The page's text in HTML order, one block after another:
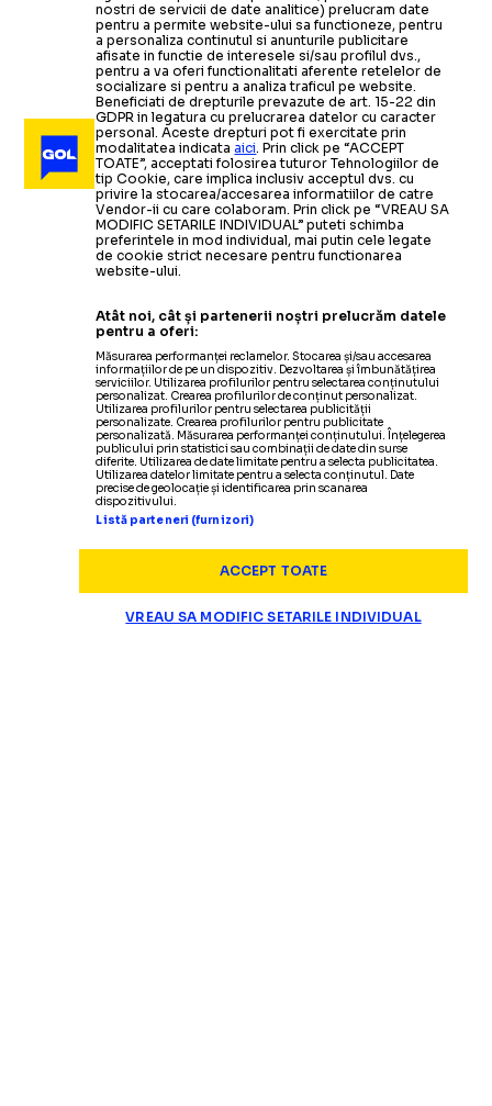
nostri de servicii de date analitice) prelucram date
pentru a permite website-ului sa functioneze, pentru
a personaliza continutul si anunturile publicitare
afisate in functie de interesele si/sau profilul dvs.,
pentru a va oferi functionalitati aferente retelelor de
socializare si pentru a analiza traficul pe website.
Beneficiati de drepturile prevazute de art. 15-22 din
GDPR in legatura cu prelucrarea datelor cu caracter
personal. Aceste drepturi pot fi exercitate prin
modalitatea indicataaici. Prin click pe “ACCEPT
TOATE”, acceptati folosirea tuturor Tehnologiilor de
tip Cookie, care implica inclusiv acceptul dvs. cu
privire la stocarea/accesarea informatiilor de catre
Vendor-ii cu care colaboram. Prin click pe “VREAU SA
MODIFIC SETARILE INDIVIDUAL” puteti schimba
preferintele in mod individual, mai putin cele legate
de cookie strict necesare pentru functionarea
website-ului.
Atât noi, cât și partenerii noștri prelucrăm datele
pentru a oferi:
Măsurarea performanței reclamelor. Stocarea și/sau accesarea
informațiilor de pe un dispozitiv. Dezvoltarea și îmbunătățirea
serviciilor. Utilizarea profilurilor pentru selectarea conținutului
personalizat. Crearea profilurilor de conținut personalizat.
Utilizarea profilurilor pentru selectarea publicității
personalizate. Crearea profilurilor pentru publicitate
personalizată. Măsurarea performanței conținutului. Înțelegerea
publicului prin statistici sau combinații de date din surse
diferite. Utilizarea de date limitate pentru a selecta publicitatea.
Utilizarea datelor limitate pentru a selecta conținutul. Date
precise de geolocație și identificarea prin scanarea
dispozitivului.
Listă parteneri (furnizori)
ACCEPT TOATE
VREAU SA MODIFIC SETARILE INDIVIDUAL